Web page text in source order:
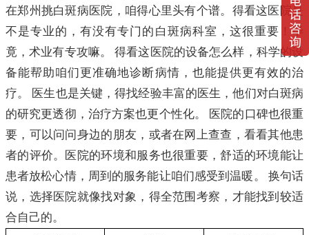
在郑州挑白斑病医院，咱得心里头有个谱。得看这医院是
不是专业的，有没有专门的白斑病科室，这很重要！毕
竟，术业有专攻嘛。 得看这医院的设备怎么样，科学的设
备能帮助咱们更准确地诊断病情，也能提供更有效的治
疗。 医生也是关键，得找经验丰富的医生，他们对白斑病
的研究更透彻，治疗方案也更个性化。 医院的口碑也很重
要，可以问问身边的朋友，或者在网上查查，看看其他患
者的评价。医院的环境和服务也很重要，舒适的环境能让
患者放松心情，周到的服务能让咱们感受到温暖。 换句话
说，选择医院就像找对象，得全范围考察，才能找到较适
合自己的。